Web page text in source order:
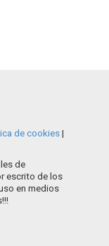
de cookies|
de
escrito de los
en medios